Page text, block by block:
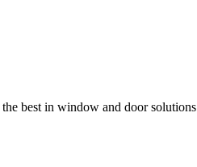
best in window and door solutions